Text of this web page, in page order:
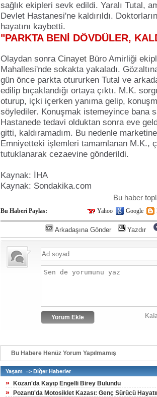
sağlık ekipleri sevk edildi. Yaralı Tutal,
Devlet Hastanesi'ne kaldırıldı.
hayatını kaybetti.
"PARKTA BENİ DÖVDÜLER,
Olaydan sonra Cinayet Büro Amirliği
Mahallesi'nde sokakta yakaladı.
gün önce parkta otururken Tutal ve
edilip bıçaklandığı ortaya çıktı. M.K.
oturup, içki içerken yanıma gelip,
söylediler. Konuşmak istemeyince bana
Hastanede tedavi olduktan sonra eve
gitti, kaldıramadım. Bu nedenle
Emniyetteki işlemleri tamamlanan M.K.,
tutuklanarak cezaevine gönderildi.
Kaynak: İHA
Kaynak: Sondakika.com
Bu haber
Bu Haberi Paylas: Yahoo Google
Arkadaşına Gönder Yazdır
Bu Habere Henüz Yorum Yapılmamış
Yaşam => Diğer Haberler
» Kozan'da Kayıp Engelli Birey Bulundu
» Pozantı'da Motosiklet Kazası: Genç Sürücü